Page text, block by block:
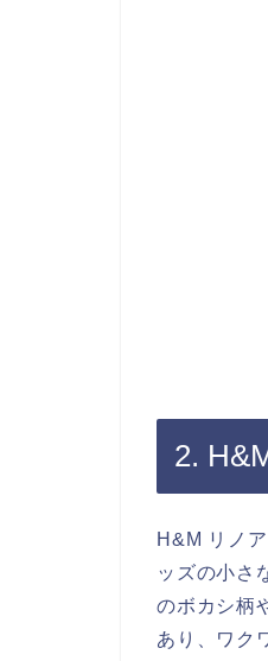
2.
H&M リノ
ッズの小さ
のボカシ柄
あり、ワク